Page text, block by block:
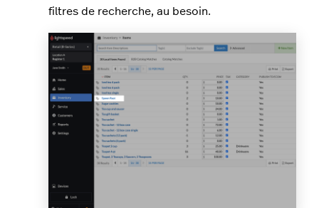
filtres de recherche, au besoin.